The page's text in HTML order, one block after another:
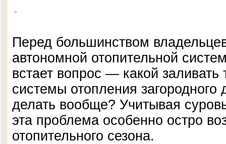
Перед большинством
автономной отопительной
встает вопрос — какой заливать
системы отопления
делать вообще? Учитывая
эта проблема особенно остро
отопительного сезона.